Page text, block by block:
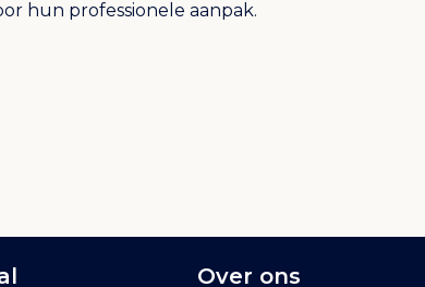
hun professionele aanpak.
Over ons